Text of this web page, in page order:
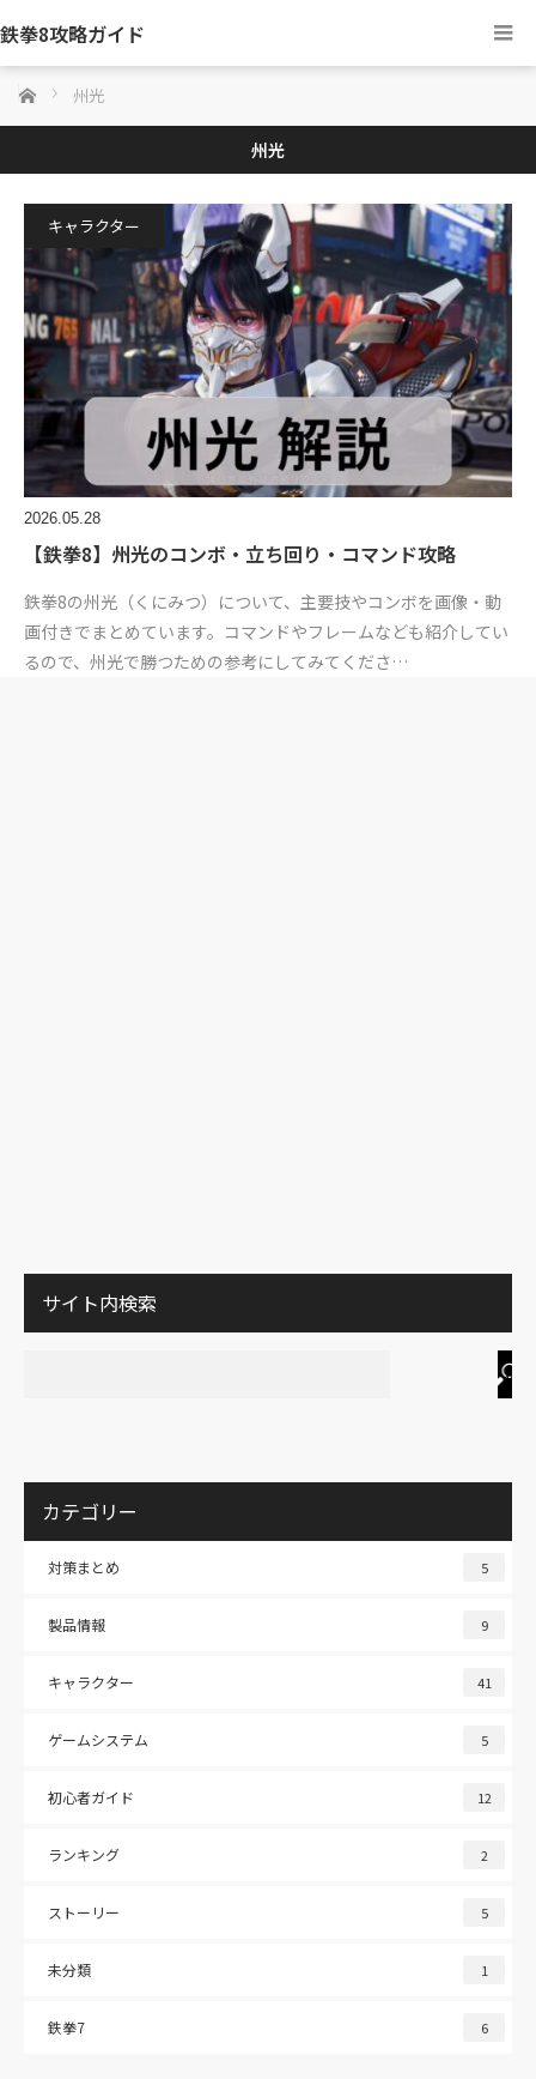
鉄拳8攻略ガイド
ホーム 州光
州光
キャラクター
2026.05.28
【鉄拳8】州光のコンボ・立ち回り・コマンド攻略
鉄拳8の州光（くにみつ）について、主要技やコンボを画像・動
画付きでまとめています。コマンドやフレームなども紹介してい
るので、州光で勝つための参考にしてみてくださ…
サイト内検索
カテゴリー
対策まとめ 5
製品情報 9
キャラクター 41
ゲームシステム 5
初心者ガイド 12
ランキング 2
ストーリー 5
未分類 1
鉄拳7 6